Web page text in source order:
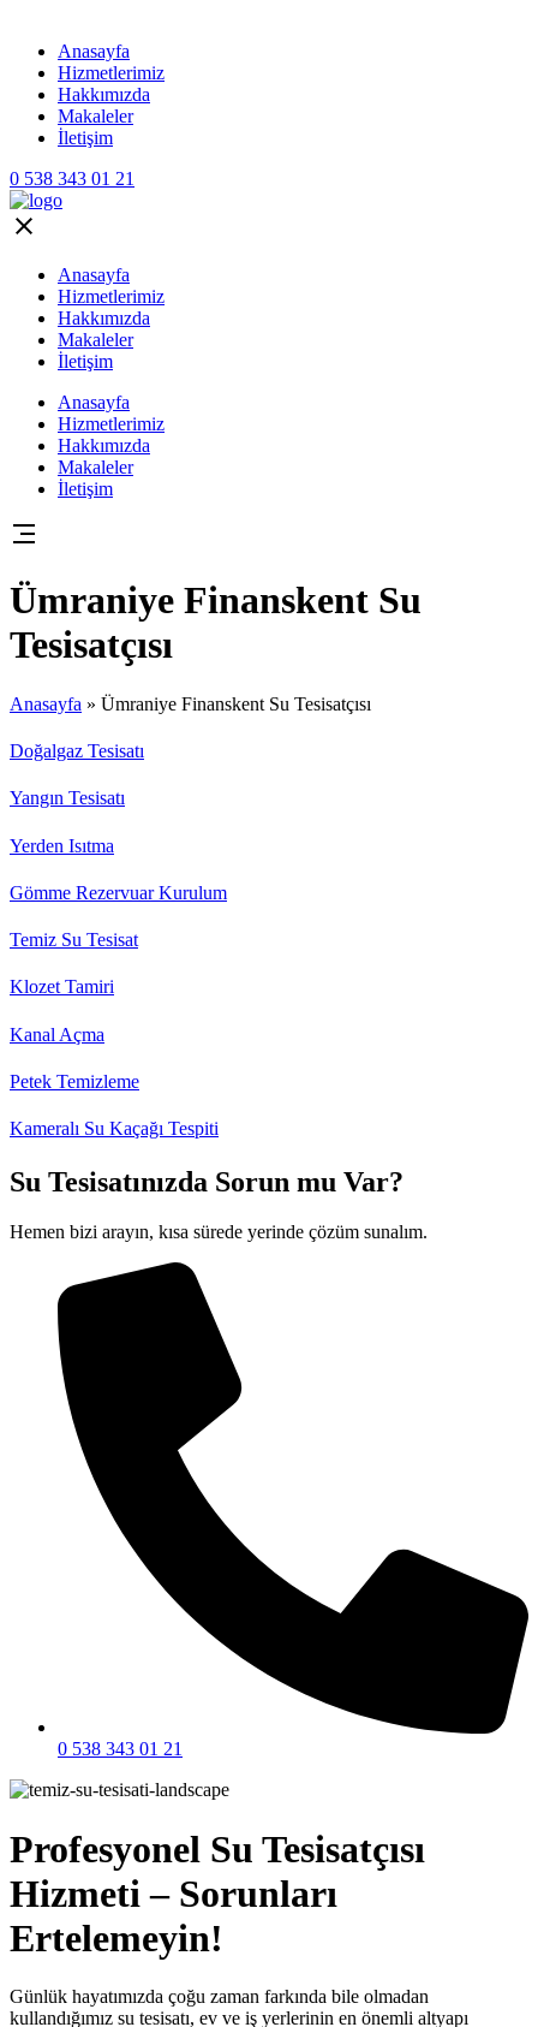
Anasayfa
Hizmetlerimiz
Hakkımızda
Makaleler
İletişim
0 538 343 01 21
Anasayfa
Hizmetlerimiz
Hakkımızda
Makaleler
İletişim
Anasayfa
Hizmetlerimiz
Hakkımızda
Makaleler
İletişim
Ümraniye Finanskent Su
Tesisatçısı
Anasayfa » Ümraniye Finanskent Su Tesisatçısı
Doğalgaz Tesisatı
Yangın Tesisatı
Yerden Isıtma
Gömme Rezervuar Kurulum
Temiz Su Tesisat
Klozet Tamiri
Kanal Açma
Petek Temizleme
Kameralı Su Kaçağı Tespiti
Su Tesisatınızda Sorun mu Var?
Hemen bizi arayın, kısa sürede yerinde çözüm sunalım.
0 538 343 01 21
Profesyonel Su Tesisatçısı
Hizmeti – Sorunları
Ertelemeyin!
Günlük hayatımızda çoğu zaman farkında bile olmadan
kullandığımız su tesisatı, ev ve iş yerlerinin en önemli altyapı